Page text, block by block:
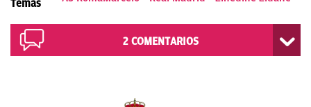
Temas
2 COMENTARIOS